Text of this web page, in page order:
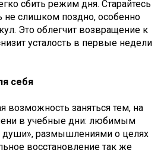
сбить режим дня. Старайтесь
не слишком поздно, особенно
Это облегчит возвращение к
усталость в первые недели
себя
возможность заняться тем, на
в учебные дни: любимым
души», размышлениями о целях
восстановление так же